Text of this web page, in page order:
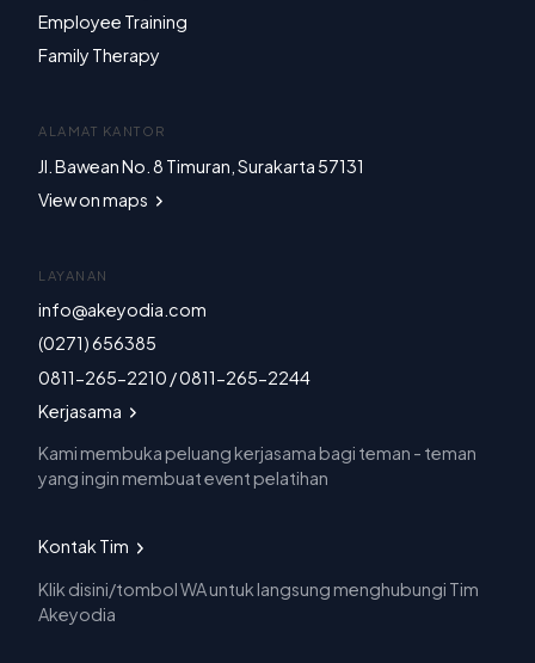
Employee Training
Family Therapy
ALAMAT KANTOR
Jl. Bawean No. 8 Timuran, Surakarta 57131
View on maps
LAYANAN
info@akeyodia.com
(0271) 656385
0811-265-2210 / 0811-265-2244
Kerjasama
Kami membuka peluang kerjasama bagi teman - teman
yang ingin membuat event pelatihan
Kontak Tim
Klik disini/tombol WA untuk langsung menghubungi Tim
Akeyodia